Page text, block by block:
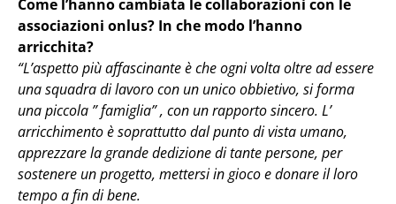
Come l’hanno cambiata le collaborazioni con le
associazioni onlus? In che modo l’hanno
arricchita?
“L’aspetto più affascinante è che ogni volta oltre ad essere
una squadra di lavoro con un unico obbietivo, si forma
una piccola ” famiglia” , con un rapporto sincero. L’
arricchimento è soprattutto dal punto di vista umano,
apprezzare la grande dedizione di tante persone, per
sostenere un progetto, mettersi in gioco e donare il loro
tempo a fin di bene.